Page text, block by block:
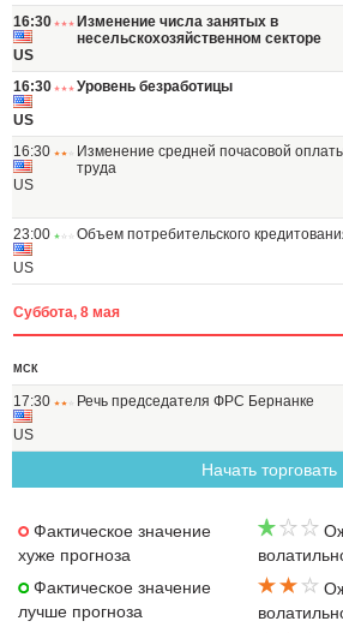
16:30
US
Изменение числа занятых в
несельскохозяйственном секторе
16:30
US
Уровень безработицы
16:30
US
Изменение средней почасовой
труда
23:00
US
Объем потребительского
Суббота, 8 мая
МСК
17:30
US
Речь председателя ФРС Бернанке
Начать торговать
Фактическое значение
хуже прогноза
Фактическое значение
лучше прогноза